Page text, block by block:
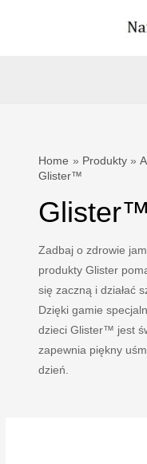
Home Produkty
Glister™
Glister™
Zadbaj o zdrowie
produkty Glister
się zaczną i działać
Dzięki gamie
dzieci Glister™ jest
zapewnia piękny
dzień.